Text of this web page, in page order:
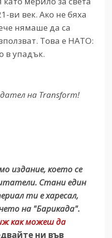
ви век. Ако не бяха
нямаше да са
Това е НАТО:
в упадък.
на Transform!
издание, което се
Стани един
ти е харесал,
на "Барикада".
как можеш да
ни във